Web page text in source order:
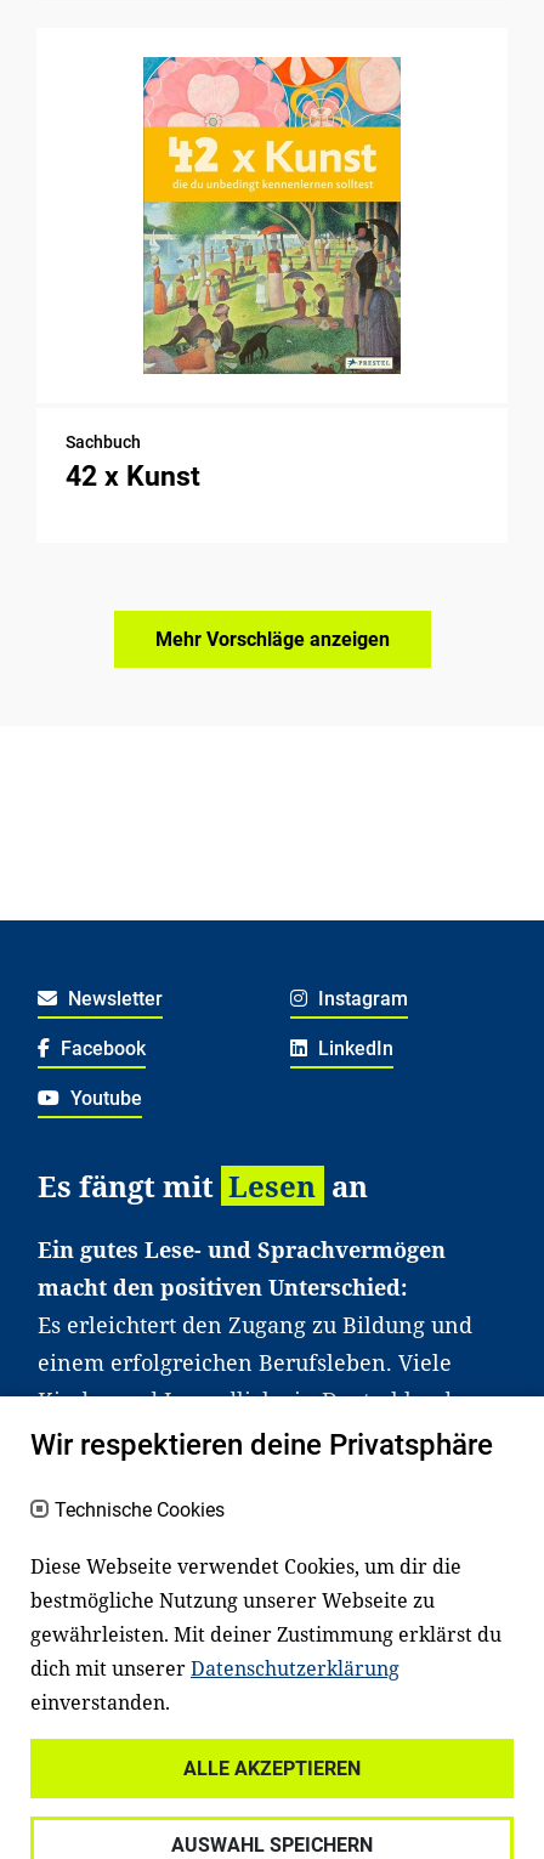
Sachbuch
42 x Kunst
Mehr Vorschläge anzeigen
Newsletter Instagram
Facebook LinkedIn
Youtube
Es fängt mit Lesen an
Ein gutes Lese- und Sprachvermögen
macht den positiven Unterschied:
Es erleichtert den Zugang zu Bildung und
einem erfolgreichen Berufsleben. Viele
Kinder und Jugendliche in Deutschland
haben aber große Schwierigkeiten dabei.
an Familien sowie an Erzieher*innen,
Lehrer*innen und andere
Fachexpert*innen. Dafür arbeiten wir eng
mit Ministerien, wissenschaftlichen
Einrichtungen, Verbänden, Unternehmen
und anderen Stiftungen zusammen.
Datenschutz
Wir respektieren deine Privatsphäre
Technische Cookies
Diese Webseite verwendet Cookies, um dir die
bestmögliche Nutzung unserer Webseite zu
gewährleisten. Mit deiner Zustimmung erklärst du
dich mit unsererDatenschutzerklärung
einverstanden.
ALLE AKZEPTIEREN
AUSWAHL SPEICHERN